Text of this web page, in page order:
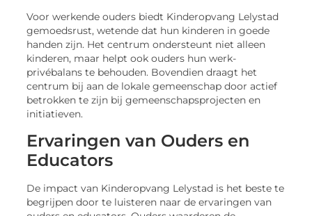
Voor werkende ouders biedt Kinderopvang Lelystad
gemoedsrust, wetende dat hun kinderen in goede
handen zijn. Het centrum ondersteunt niet alleen
kinderen, maar helpt ook ouders hun werk-
privébalans te behouden. Bovendien draagt het
centrum bij aan de lokale gemeenschap door actief
betrokken te zijn bij gemeenschapsprojecten en
initiatieven.
Ervaringen van Ouders en
Educators
De impact van Kinderopvang Lelystad is het beste te
begrijpen door te luisteren naar de ervaringen van